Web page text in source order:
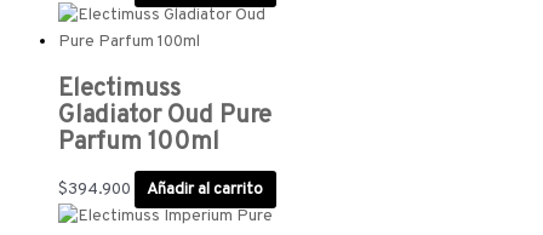
Electimuss
Gladiator Oud Pure
Parfum 100ml
$394.900 Añadir al carrito